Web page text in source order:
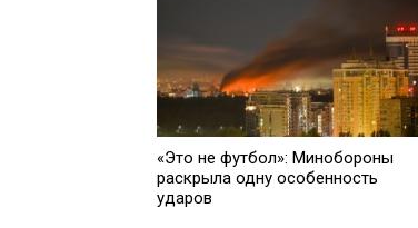
«Это не футбол»: Минобороны
раскрыла одну особенность
ударов